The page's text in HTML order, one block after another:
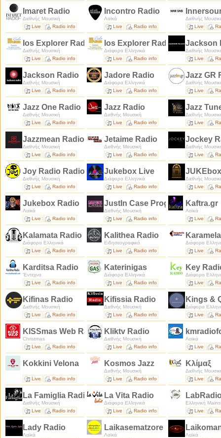
Imaret Radio
Διεθνής Μουσική
Live
Radio info
Incontro Radio
Λαϊκά
Live
Radio info
Διεθνής
Live
Ios Explorer Radio
Διεθνής Μουσική
Live
Radio info
Ios Explorer Radio GR
Διάφορα Ελληνικά
Live
Radio info
Jackson
Διεθνής
Live
Jackson Radio
Διεθνής Μουσική
Live
Radio info
Jadore Radio
Διάφορα Ελληνικά
Live
Radio info
Jazz GR
Διεθνής
Live
Jazz One Radio
Διεθνής Μουσική
Live
Radio info
Jazz Radio
Διεθνής Μουσική
Live
Radio info
Jazz
Διεθνής
Live
Jazzmean Radio
Διεθνής Μουσική
Live
Radio info
Jetaime Radio
Διεθνής Μουσική
Live
Radio info
Jockey
Διεθνής
Live
Joy Radio Radio
Διεθνής Μουσική
Live
Radio info
Jukebox Live
Διάφορα Ελληνικά
Live
Radio info
Διεθνής
Live
Jukebox Radio
Λαϊκά
Live
Radio info
JustIn Case Prog Radio
Διεθνής Μουσική
Live
Radio info
Kaftra.gr
Λαϊκά
Live
Kalamata Radio
Διάφορα Ελληνικά
Live
Radio info
Kalithea Radio
Ειδησεογραφικά
Live
Radio info
Διάφορα
Live
Karditsa Radio
'Εντεχνα
Live
Radio info
Katerinigas
Διάφορα Ελληνικά
Live
Radio info
Key
Διάφορα
Live
Kifinas Radio
Διεθνής Μουσική
Live
Radio info
Kifissia Radio
Διεθνής Μουσική
Live
Radio info
Kings &
Διάφορα
Live
KISSmas Web Radio
Christmas
Live
Radio info
Kliktv Radio
Διεθνής Μουσική
Live
Radio info
Λαϊκά
Live
Kokkini Velona
Live Radio info
Kosmos Jazz
Διεθνής Μουσική
Live
Radio info
Kλίμαξ
Διεθνής
Live
La Famiglia Radio
Διεθνής Μουσική
Live
Radio info
La Vita Radio
Διάφορα Ελληνικά
Live
Radio info
Ελληνική
Live
Lady Radio
Λαϊκά
Laikasematzore
Λαϊκά
Λαϊκά